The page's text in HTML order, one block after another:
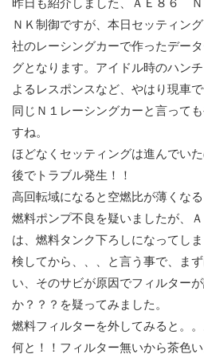
昨日も紹介しました、ＡＥ８６ Ｎ
ＮＫ制御ですが、本日セッティン
社のレーシングカーで作ったデー
グとなります。アイドル時のハン
よるレスポンスなど、やはり現車
同じＮ１レーシングカーと言って
すね。
ほどなくセッティングは進んでい
後でトラブル発生！！
高回転域になると空燃比が薄くな
燃料ポンプ不良を疑いましたが、
は、燃料タンク下ろしになってし
検してから、、、と言う事で、ま
い、そのサビが原因でフィルター
か？？？を疑ってみました。
燃料フィルターを外してみると。。
何と！！フィルター無いから茶色